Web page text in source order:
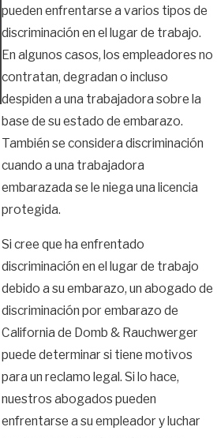
pueden enfrentarse a varios tipos de
discriminación en el lugar de trabajo.
En algunos casos, los empleadores no
contratan, degradan o incluso
despiden a una trabajadora sobre la
base de su estado de embarazo.
También se considera discriminación
cuando a una trabajadora
embarazada se le niega una licencia
protegida.
Si cree que ha enfrentado
discriminación en el lugar de trabajo
debido a su embarazo, un abogado de
discriminación por embarazo de
California de Domb & Rauchwerger
puede determinar si tiene motivos
para un reclamo legal. Si lo hace,
nuestros abogados pueden
enfrentarse a su empleador y luchar
posibilidades de
que los trabajos de
cuello blanco sean
elegibles para
horas extras
presentar
demanda
despido
California